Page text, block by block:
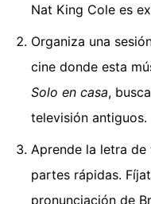
Nat King Cole es
Organiza una
cine donde esta
Solo en casa,
televisión antiguos.
Aprende la letra
partes rápidas.
pronunciación de